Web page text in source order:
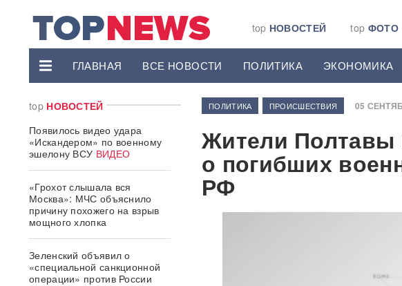
top НОВОСТЕЙ top ФОТО
ГЛАВНАЯ ВСЕ НОВОСТИ ПОЛИТИКА ЭКОНОМИКА
top НОВОСТЕЙ
Появилось видео удара
«Искандером» по военному
эшелону ВСУ ВИДЕО
«Грохот слышала вся
Москва»: МЧС объяснило
причину похожего на взрыв
мощного хлопка
Зеленский объявил о
«специальной санкционной
операции» против России
ПОЛИТИКА ПРОИСШЕСТВИЯ 05
Жители
о погибших
РФ